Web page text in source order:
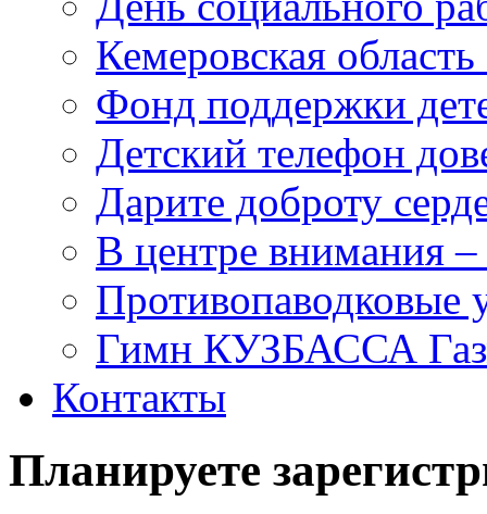
Кемеровская
Фонд поддержки
Детский телефон
Дарите доброту
В центре внимания –
Противопаводковые
Гимн КУЗБАССА
Контакты
Планируете